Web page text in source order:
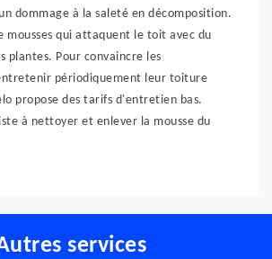
dommage à la saleté en décomposition.
mousses qui attaquent le toit avec du
plantes. Pour convaincre les
périodiquement leur toiture
propose des tarifs d'entretien bas.
à nettoyer et enlever la mousse du
services